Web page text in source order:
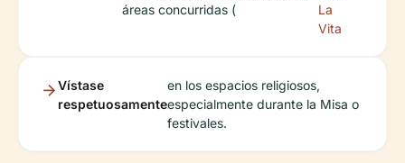
áreas concurridas (
La
Vita
Vístase
respetuosamente
en los espacios religiosos,
especialmente durante la Misa o
festivales.